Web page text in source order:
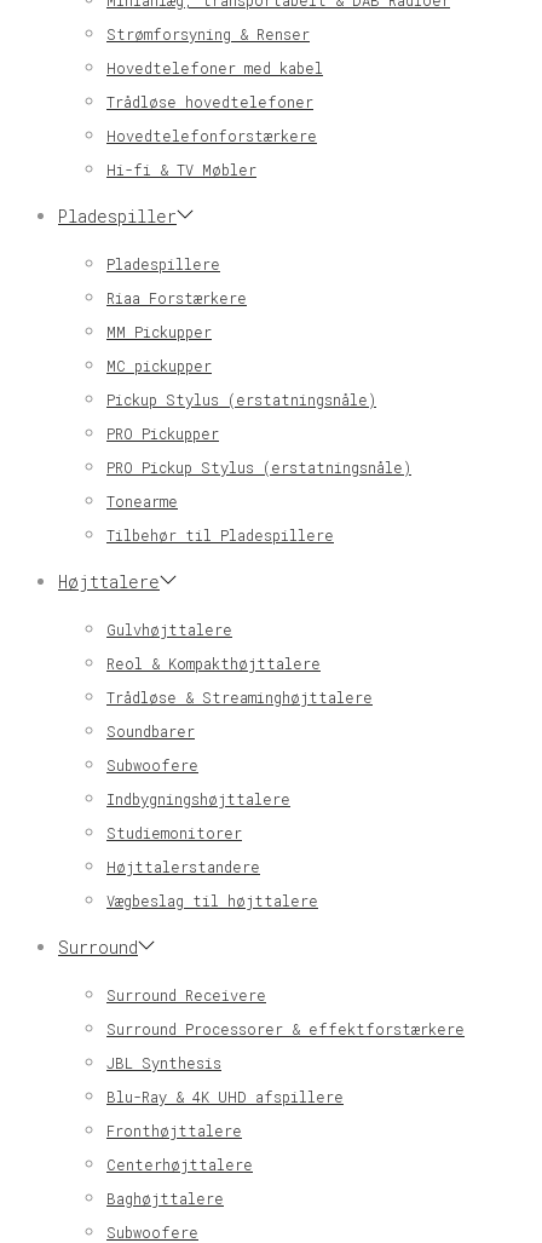
Strømforsyning & Renser
Hovedtelefoner med kabel
Trådløse hovedtelefoner
Hovedtelefonforstærkere
Hi-fi & TV Møbler
Pladespiller
Pladespillere
Riaa Forstærkere
MM Pickupper
MC pickupper
Pickup Stylus (erstatningsnåle)
PRO Pickupper
PRO Pickup Stylus (erstatningsnåle)
Tonearme
Tilbehør til Pladespillere
Højttalere
Gulvhøjttalere
Reol & Kompakthøjttalere
Trådløse & Streaminghøjttalere
Soundbarer
Subwoofere
Indbygningshøjttalere
Studiemonitorer
Højttalerstandere
Vægbeslag til højttalere
Surround
Surround Receivere
Surround Processorer & effektforstærkere
JBL Synthesis
Blu-Ray & 4K UHD afspillere
Fronthøjttalere
Centerhøjttalere
Baghøjttalere
Subwoofere